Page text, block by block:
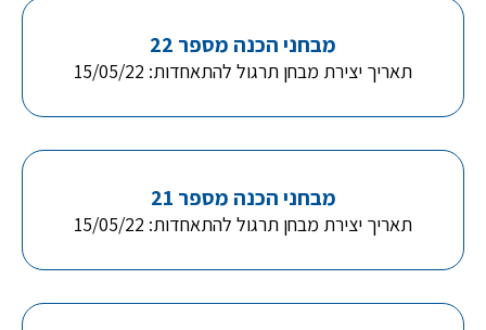
מבחני הכנה מספר 22
תאריך יצירת מבחן תרגול להתאחדות: 15/05/22
מבחני הכנה מספר 21
תאריך יצירת מבחן תרגול להתאחדות: 15/05/22